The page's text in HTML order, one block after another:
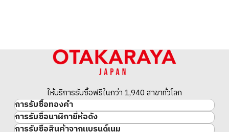
THB 1,924,027.10
ให้บริการรับซื้อฟรีในกว่า 1,940 สาขาทั่วโลก
การรับซื้อทองคำ
ทองคำ
การรับซื้อนาฬิกายี่ห้อดัง
นาฬิกาแบรนด์เนม
การรับซื้อสินค้าจากแบรนด์เนม